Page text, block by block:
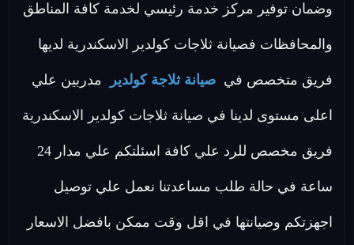
وضمان توفير مركز خدمة رئيسي لخدمة كافة المناطق
والمحافظات فصيانة ثلاجات كولدير الاسكندرية لديها
فريق متخصص في صيانة ثلاجة كولدير مدربين علي
اعلى مستوى لدينا في صيانة ثلاجات كولدير الاسكندرية
فريق مخصص للرد علي كافة اسئلتكم علي مدار 24
ساعة في حالة طلب مساعدتنا نعمل علي توصيل
اجهزتكم وصيانتها في اقل وقت ممكن بافضل الاسعار